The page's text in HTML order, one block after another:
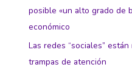
posible «un alto grado de
económico
Las redes “sociales”
trampas de atención